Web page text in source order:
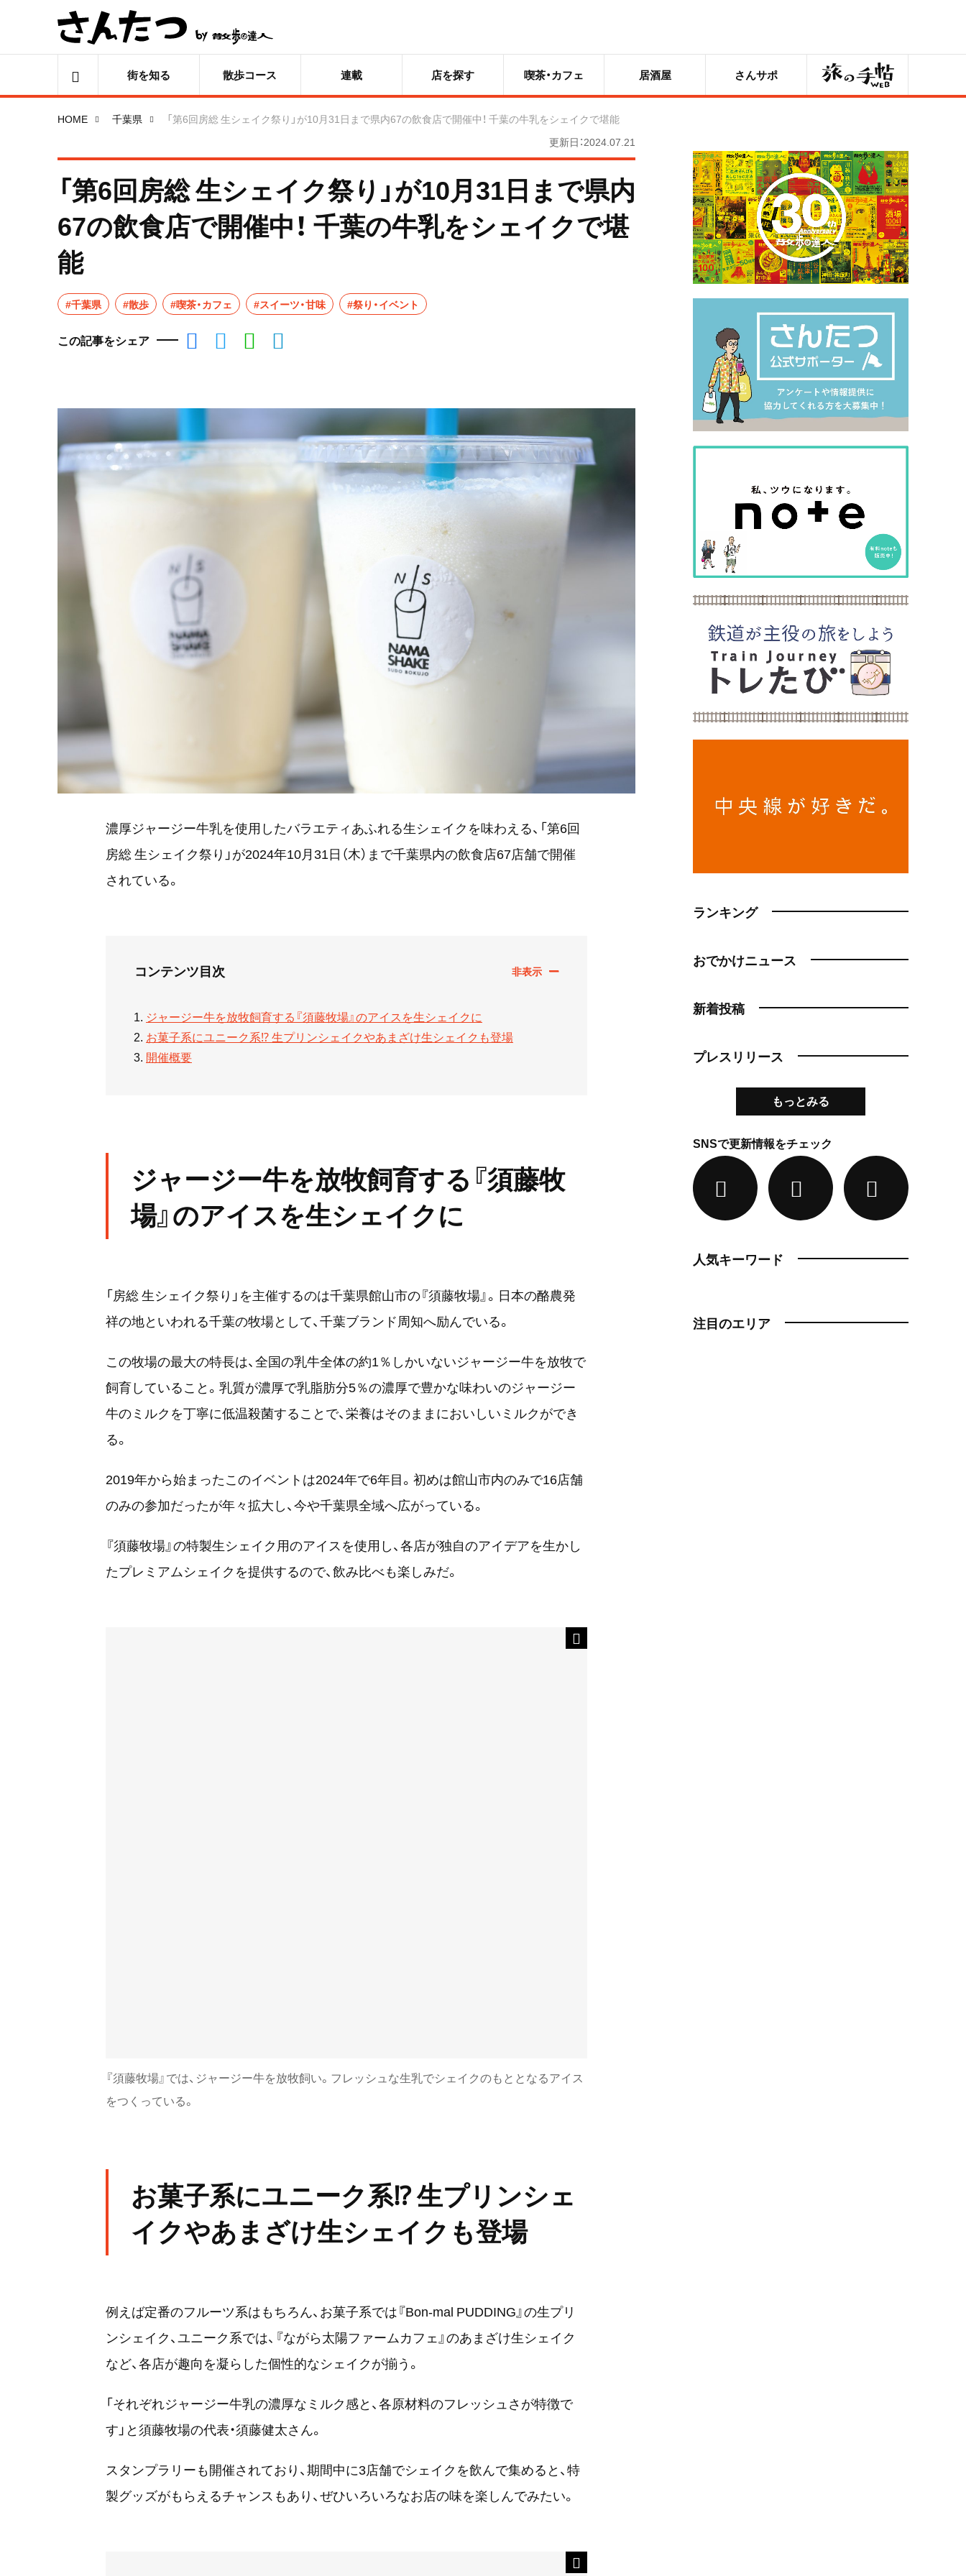
街を知る 散歩コース 連載 店を探す 喫茶・カフェ 居酒屋 さんサポ 旅の手帖
HOME 千葉県
「第6回房総 生シェイク祭り」が10月31日まで県内67の飲食店で開催中！ 千葉の牛乳をシェイクで堪能
更新日：2024.07.21
「第6回房総 生シェイク祭り」が10月31日まで県内
67の飲食店で開催中！ 千葉の牛乳をシェイクで堪
能
#千葉県 #散歩 #喫茶・カフェ #スイーツ・甘味 #祭り・イベント
この記事をシェア
濃厚ジャージー牛乳を使用したバラエティあふれる生シェイクを味わえる、「第6回
房総 生シェイク祭り」が2024年10月31日（木）まで千葉県内の飲食店67店舗で開催
されている。
コンテンツ目次
ジャージー牛を放牧飼育する『須藤牧場』のアイスを生シェイクに
お菓子系にユニーク系⁉ 生プリンシェイクやあまざけ生シェイクも登場
開催概要
ジャージー牛を放牧飼育する『須藤牧
場』のアイスを生シェイクに
「房総 生シェイク祭り」を主催するのは千葉県館山市の『須藤牧場』。日本の酪農発
祥の地といわれる千葉の牧場として、千葉ブランド周知へ励んでいる。
この牧場の最大の特長は、全国の乳牛全体の約1％しかいないジャージー牛を放牧で
飼育していること。乳質が濃厚で乳脂肪分5％の濃厚で豊かな味わいのジャージー
牛のミルクを丁寧に低温殺菌することで、栄養はそのままにおいしいミルクができ
る。
2019年から始まったこのイベントは2024年で6年目。初めは館山市内のみで16店舗
のみの参加だったが年々拡大し、今や千葉県全域へ広がっている。
『須藤牧場』の特製生シェイク用のアイスを使用し、各店が独自のアイデアを生かし
たプレミアムシェイクを提供するので、飲み比べも楽しみだ。
『須藤牧場』では、ジャージー牛を放牧飼い。フレッシュな生乳でシェイクのもととなるアイス
をつくっている。
お菓子系にユニーク系⁉ 生プリンシェ
イクやあまざけ生シェイクも登場
例えば定番のフルーツ系はもちろん、お菓子系では『Bon-mal PUDDING』の生プリ
ンシェイク、ユニーク系では、『ながら太陽ファームカフェ』のあまざけ生シェイク
など、各店が趣向を凝らした個性的なシェイクが揃う。
「それぞれジャージー牛乳の濃厚なミルク感と、各原材料のフレッシュさが特徴で
す」と須藤牧場の代表・須藤健太さん。
スタンプラリーも開催されており、期間中に3店舗でシェイクを飲んで集めると、特
製グッズがもらえるチャンスもあり、ぜひいろいろなお店の味を楽しんでみたい。
ランキング
おでかけニュース
新着投稿
プレスリリース
もっとみる
SNSで更新情報をチェック
人気キーワード
注目のエリア